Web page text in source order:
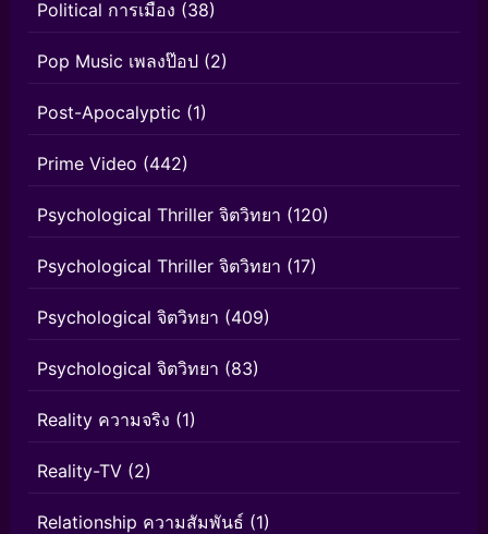
Political การเมือง (38)
Pop Music เพลงป๊อป (2)
Post-Apocalyptic (1)
Prime Video (442)
Psychological Thriller จิตวิทยา (120)
Psychological Thriller จิตวิทยา (17)
Psychological จิตวิทยา (409)
Psychological จิตวิทยา (83)
Reality ความจริง (1)
Reality-TV (2)
Relationship ความสัมพันธ์ (1)